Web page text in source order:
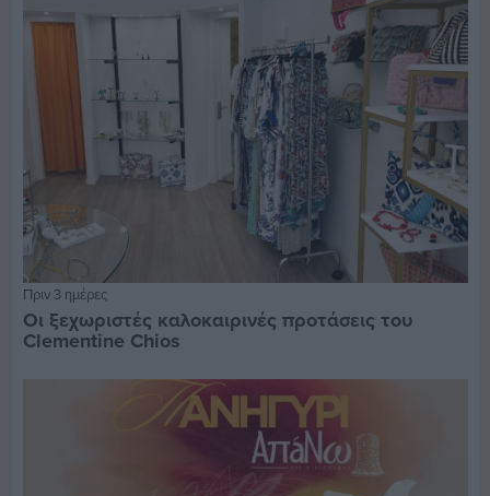
Πριν 3 ημέρες
Οι ξεχωριστές καλοκαιρινές προτάσεις του
Clementine Chios